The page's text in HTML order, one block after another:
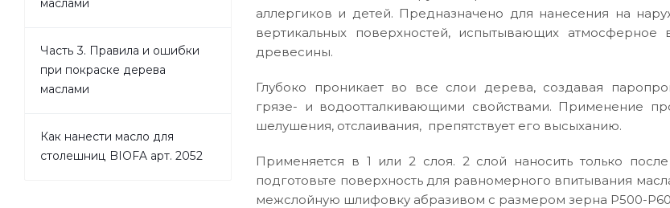
аллергиков и детей. Предназначено для нанесения на
вертикальных поверхностей, испытывающих
древесины.
Глубоко проникает во все слои дерева, создавая
грязе- и водоотталкивающими свойствами. Применение
шелушения, отслаивания, препятствует его высыханию.
Применяется в 1 или 2 слоя. 2 слой наносить только
подготовьте поверхность для равномерного впитывания
межслойную шлифовку абразивом с размером зерна P500-
маслами
Часть 3. Правила и ошибки
при покраске дерева
маслами
Как нанести масло для
столешниц BIOFA арт. 2052